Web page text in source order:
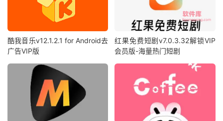
酷我音乐v12.1.2.1 for Android去
广告VIP版
红果免费短剧v7.0.3.32解锁VIP
会员版-海量热门短剧